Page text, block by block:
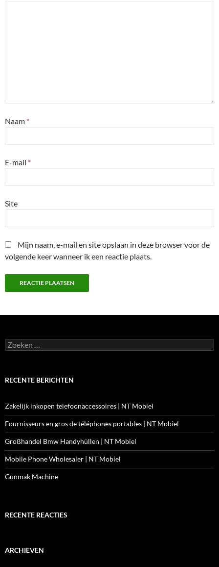
Naam *
E-mail *
Site
Mijn naam, e-mail en site opslaan in deze browser voor de
volgende keer wanneer ik een reactie plaats.
Zoeken
naar:
RECENTE BERICHTEN
Zakelijk inkopen telefoonaccessoires | NT Mobiel
Fournisseurs en gros de téléphones portables | NT Mobiel
Großhandel Bmw Handyhüllen | NT Mobiel
Mobile Phone Wholesaler | NT Mobiel
Gunmak Machine
RECENTE REACTIES
ARCHIEVEN